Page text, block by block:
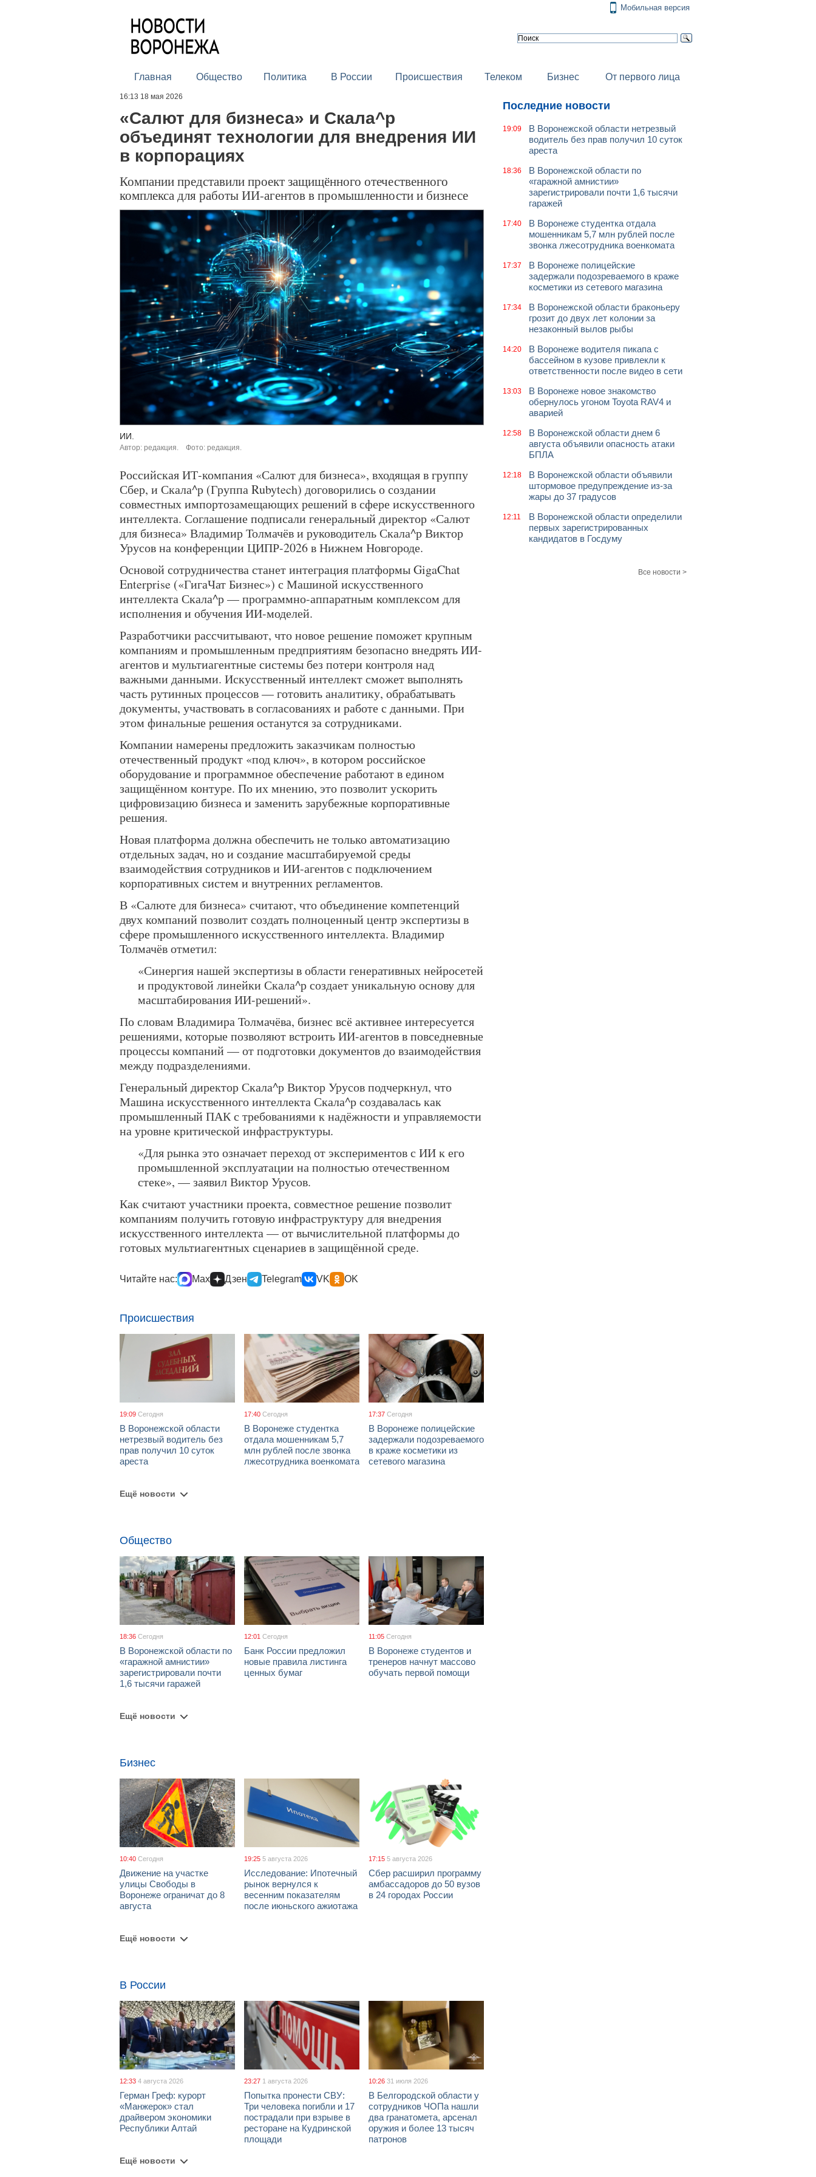
Мобильная версия
Главная Общество Политика В России Происшествия Телеком Бизнес От первого лица
16:13 18 мая 2026
«Салют для бизнеса» и Скала^р
объединят технологии для внедрения ИИ
в корпорациях
Компании представили проект защищённого отечественного
комплекса для работы ИИ-агентов в промышленности и бизнесе
ИИ.
Автор: редакция. Фото: редакция.
Российская ИТ-компания «Салют для бизнеса», входящая в группу
Сбер, и Скала^р (Группа Rubytech) договорились о создании
совместных импортозамещающих решений в сфере искусственного
интеллекта. Соглашение подписали генеральный директор «Салют
для бизнеса» Владимир Толмачёв и руководитель Скала^р Виктор
Урусов на конференции ЦИПР-2026 в Нижнем Новгороде.
Основой сотрудничества станет интеграция платформы GigaChat
Enterprise («ГигаЧат Бизнес») с Машиной искусственного
интеллекта Скала^р — программно-аппаратным комплексом для
исполнения и обучения ИИ-моделей.
Разработчики рассчитывают, что новое решение поможет крупным
компаниям и промышленным предприятиям безопасно внедрять ИИ-
агентов и мультиагентные системы без потери контроля над
важными данными. Искусственный интеллект сможет выполнять
часть рутинных процессов — готовить аналитику, обрабатывать
документы, участвовать в согласованиях и работе с данными. При
этом финальные решения останутся за сотрудниками.
Компании намерены предложить заказчикам полностью
отечественный продукт «под ключ», в котором российское
оборудование и программное обеспечение работают в едином
защищённом контуре. По их мнению, это позволит ускорить
цифровизацию бизнеса и заменить зарубежные корпоративные
решения.
Новая платформа должна обеспечить не только автоматизацию
отдельных задач, но и создание масштабируемой среды
взаимодействия сотрудников и ИИ-агентов с подключением
корпоративных систем и внутренних регламентов.
В «Салюте для бизнеса» считают, что объединение компетенций
двух компаний позволит создать полноценный центр экспертизы в
сфере промышленного искусственного интеллекта. Владимир
Толмачёв отметил:
«Синергия нашей экспертизы в области генеративных нейросетей
и продуктовой линейки Скала^р создает уникальную основу для
масштабирования ИИ-решений».
По словам Владимира Толмачёва, бизнес всё активнее интересуется
решениями, которые позволяют встроить ИИ-агентов в повседневные
процессы компаний — от подготовки документов до взаимодействия
между подразделениями.
Генеральный директор Скала^р Виктор Урусов подчеркнул, что
Машина искусственного интеллекта Скала^р создавалась как
промышленный ПАК с требованиями к надёжности и управляемости
на уровне критической инфраструктуры.
«Для рынка это означает переход от экспериментов с ИИ к его
промышленной эксплуатации на полностью отечественном
стеке», — заявил Виктор Урусов.
Как считают участники проекта, совместное решение позволит
компаниям получить готовую инфраструктуру для внедрения
искусственного интеллекта — от вычислительной платформы до
готовых мультиагентных сценариев в защищённой среде.
Читайте нас: Max Дзен Telegram VK OK
Происшествия
19:09 Сегодня
В Воронежской области
нетрезвый водитель без
прав получил 10 суток
ареста
17:40 Сегодня
В Воронеже студентка
отдала мошенникам 5,7
млн рублей после звонка
лжесотрудника военкомата
17:37 Сегодня
В Воронеже полицейские
задержали подозреваемого
в краже косметики из
сетевого магазина
Ещё новости
Общество
18:36 Сегодня
В Воронежской области по
«гаражной амнистии»
зарегистрировали почти
1,6 тысячи гаражей
12:01 Сегодня
Банк России предложил
новые правила листинга
ценных бумаг
11:05 Сегодня
В Воронеже студентов и
тренеров начнут массово
обучать первой помощи
Ещё новости
Бизнес
10:40 Сегодня
Движение на участке
улицы Свободы в
Воронеже ограничат до 8
августа
19:25 5 августа 2026
Исследование: Ипотечный
рынок вернулся к
весенним показателям
после июньского ажиотажа
17:15 5 августа 2026
Сбер расширил программу
амбассадоров до 50 вузов
в 24 городах России
Ещё новости
В России
12:33 4 августа 2026
Герман Греф: курорт
«Манжерок» стал
драйвером экономики
Республики Алтай
23:27 1 августа 2026
Попытка пронести СВУ:
Три человека погибли и 17
пострадали при взрыве в
ресторане на Кудринской
площади
10:26 31 июля 2026
В Белгородской области у
сотрудников ЧОПа нашли
два гранатомета, арсенал
оружия и более 13 тысяч
патронов
Ещё новости
Последние новости
19:09
В Воронежской области нетрезвый
водитель без прав получил 10 суток
ареста
18:36
В Воронежской области по
«гаражной амнистии»
зарегистрировали почти 1,6 тысячи
гаражей
17:40
В Воронеже студентка отдала
мошенникам 5,7 млн рублей после
звонка лжесотрудника военкомата
17:37
В Воронеже полицейские
задержали подозреваемого в краже
косметики из сетевого магазина
17:34
В Воронежской области браконьеру
грозит до двух лет колонии за
незаконный вылов рыбы
14:20
В Воронеже водителя пикапа с
бассейном в кузове привлекли к
ответственности после видео в сети
13:03
В Воронеже новое знакомство
обернулось угоном Toyota RAV4 и
аварией
12:58
В Воронежской области днем 6
августа объявили опасность атаки
БПЛА
12:18
В Воронежской области объявили
штормовое предупреждение из-за
жары до 37 градусов
12:11
В Воронежской области определили
первых зарегистрированных
кандидатов в Госдуму
Все новости >